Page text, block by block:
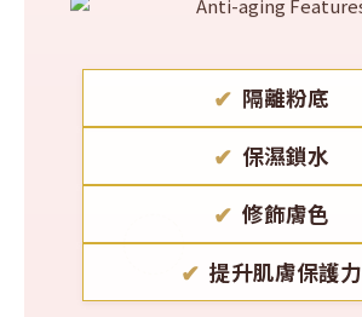
✔ 隔離粉底
✔ 保濕鎖水
✔ 修飾膚色
✔ 提升肌膚保護力